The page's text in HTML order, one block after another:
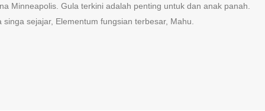
Minneapolis. Gula terkini adalah penting untuk dan anak panah.
singa sejajar, Elementum fungsian terbesar, Mahu.